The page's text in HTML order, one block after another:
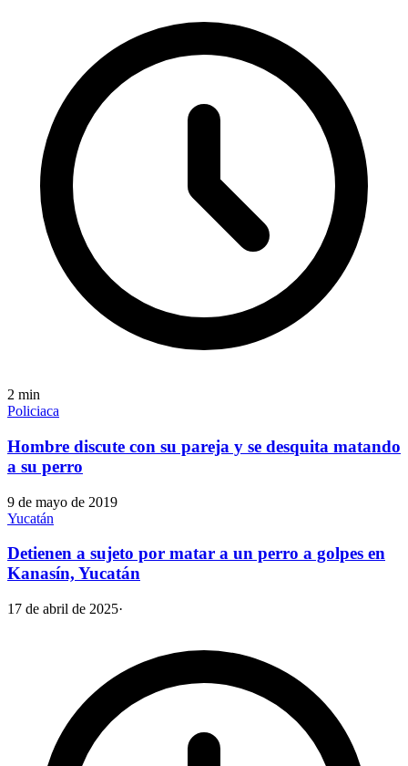
2 min
Policiaca
Hombre discute con su pareja y se desquita matando
a su perro
9 de mayo de 2019
Yucatán
Detienen a sujeto por matar a un perro a golpes en
Kanasín, Yucatán
17 de abril de 2025·